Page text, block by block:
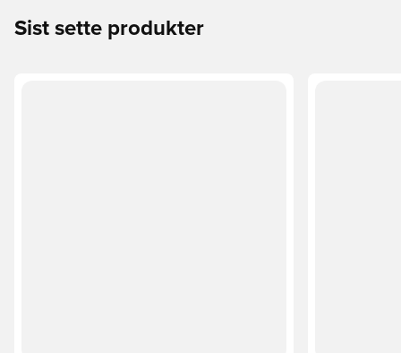
Sist sette produkter